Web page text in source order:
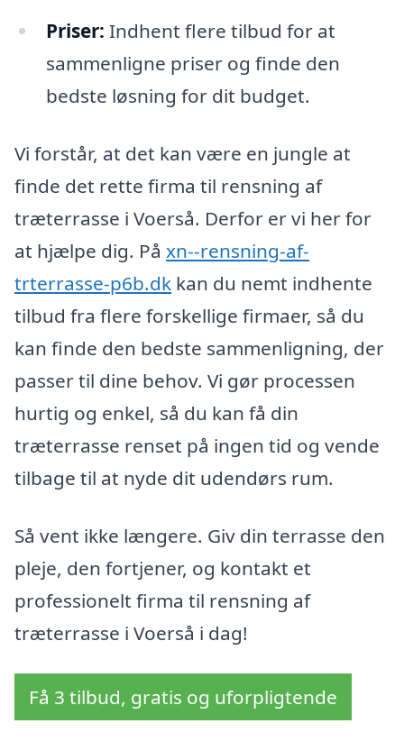
Priser: Indhent flere tilbud for at
sammenligne priser og finde den
bedste løsning for dit budget.
Vi forstår, at det kan være en jungle at
finde det rette firma til rensning af
træterrasse i Voerså. Derfor er vi her for
at hjælpe dig. På xn--rensning-af-
trterrasse-p6b.dk kan du nemt indhente
tilbud fra flere forskellige firmaer, så du
kan finde den bedste sammenligning, der
passer til dine behov. Vi gør processen
hurtig og enkel, så du kan få din
træterrasse renset på ingen tid og vende
tilbage til at nyde dit udendørs rum.
Så vent ikke længere. Giv din terrasse den
pleje, den fortjener, og kontakt et
professionelt firma til rensning af
træterrasse i Voerså i dag!
Få 3 tilbud, gratis og uforpligtende